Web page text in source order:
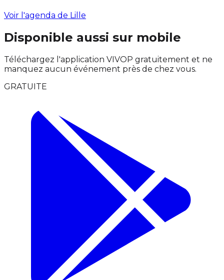
Voir l'agenda de Lille
Disponible aussi sur mobile
Téléchargez l'application VIVOP gratuitement et ne
manquez aucun événement près de chez vous.
GRATUITE